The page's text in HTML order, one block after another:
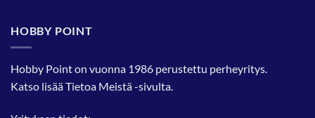
HOBBY POINT
Hobby Point on vuonna 1986 perustettu perheyritys.
Katso lisääTietoa Meistä-sivulta.